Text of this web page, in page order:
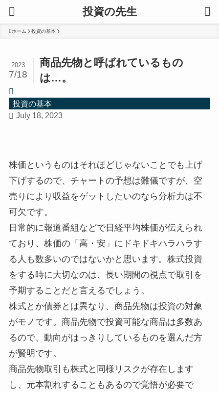
投資の先生
ホーム 投資の基本
商品先物と呼ばれているもの
は…。
2023
7/18
投資の基本
July 18, 2023
株価というものはそれほどじゃないことでも上げ
下げするので、チャートの予想は難儀ですが、空
売りにより収益をゲットしたいのなら分析力は不
可欠です。
日常的に報道番組などで日経平均株価が伝えられ
ており、株価の「高・安」にドキドキハラハラす
る人も数多いのではないかと思います。株式投資
をする時に大切なのは、長い期間の視点で取引を
予期することだと言えるでしょう。
株式とか債券とは異なり、商品先物は投資の対象
がモノです。商品先物で投資可能な商品は多数あ
るので、動向がはっきりしているものを選んだ方
が賢明です。
商品先物取引も株式と同様リスクが存在します
し、元本割れすることもあるので覚悟が必要で